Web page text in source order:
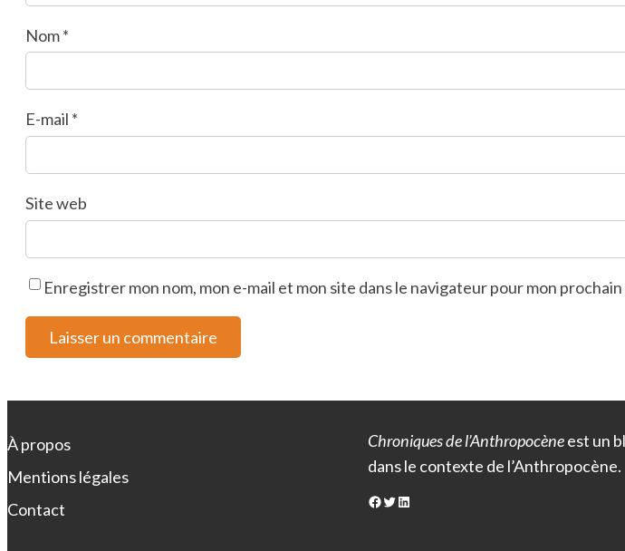
Nom*
E-mail *
Site web
Enregistrer mon nom, mon e-mail et mon site dans le navigateur pour mon
À propos
Mentions légales
Contact
Chroniques de l’Anthropocèneest un
dans le contexte de l’Anthropocène.
Facebook Twitter LinkedIn